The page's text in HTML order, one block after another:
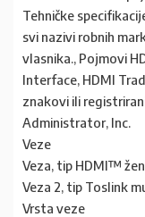
Tehničke
svi nazivi robnih
vlasnika., Pojmovi
Interface, HDMI
znakovi ili
Administrator, Inc.
Veze
Veza, tip HDMI™
Veza 2, tip Toslink
Vrsta veze